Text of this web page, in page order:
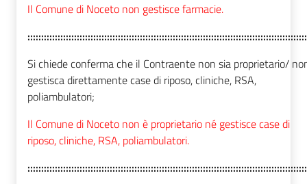
Il Comune di Noceto non gestisce farmacie.
Si chiede conferma che il Contraente non sia proprietario/
gestisca direttamente case di riposo, cliniche, RSA,
poliambulatori;
Il Comune di Noceto non è proprietario né gestisce case di
riposo, cliniche, RSA, poliambulatori.